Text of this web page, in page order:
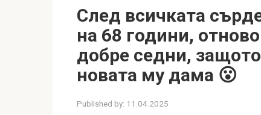
След всичката
на 68 години,
добре седни,
новата му дама 😮
Published by: 11.04.2025